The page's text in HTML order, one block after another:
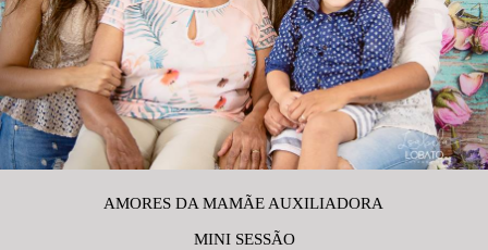
AMORES DA MAMÃE AUXILIADORA
MINI SESSÃO